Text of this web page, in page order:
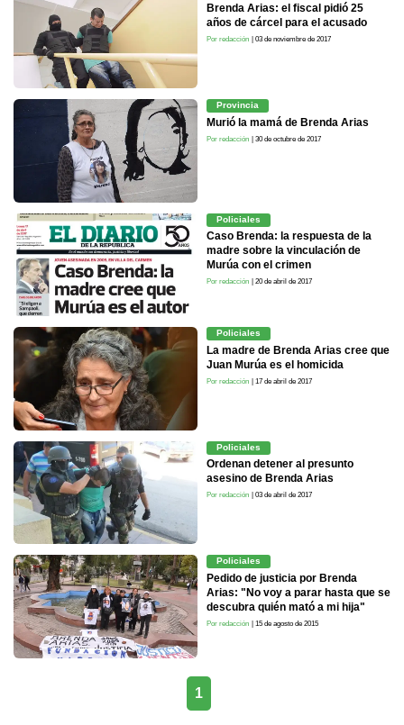
Brenda Arias: el fiscal pidió 25
años de cárcel para el acusado
Por redacción | 03 de noviembre de 2017
Provincia
Murió la mamá de Brenda Arias
Por redacción | 30 de octubre de 2017
Policiales
Caso Brenda: la respuesta de la
madre sobre la vinculación de
Murúa con el crimen
Por redacción | 20 de abril de 2017
Policiales
La madre de Brenda Arias cree que
Juan Murúa es el homicida
Por redacción | 17 de abril de 2017
Policiales
Ordenan detener al presunto
asesino de Brenda Arias
Por redacción | 03 de abril de 2017
Policiales
Pedido de justicia por Brenda
Arias: "No voy a parar hasta que se
descubra quién mató a mi hija"
Por redacción | 15 de agosto de 2015
1